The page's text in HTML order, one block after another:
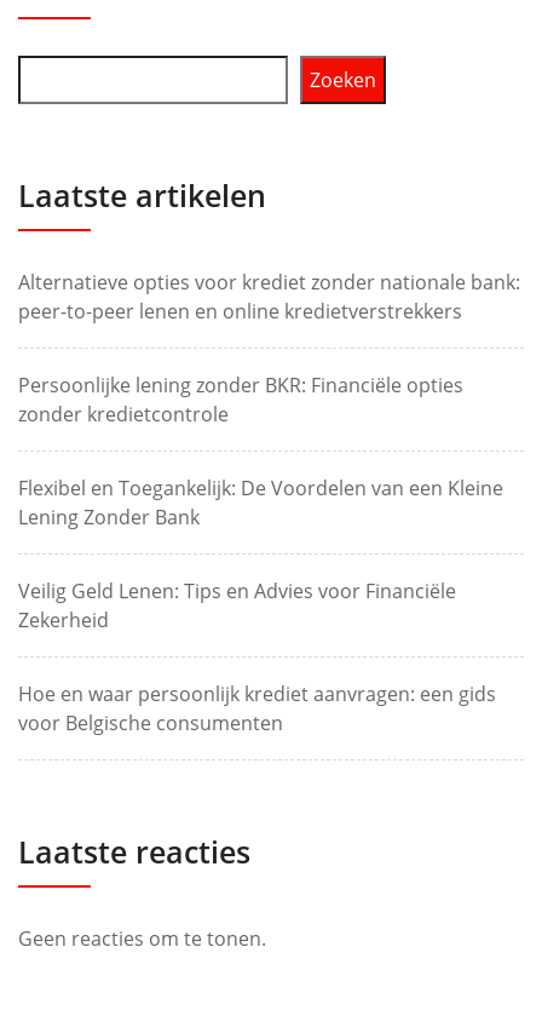
Zoeken
Laatste artikelen
Alternatieve opties voor krediet zonder nationale bank:
peer-to-peer lenen en online kredietverstrekkers
Persoonlijke lening zonder BKR: Financiële opties
zonder kredietcontrole
Flexibel en Toegankelijk: De Voordelen van een Kleine
Lening Zonder Bank
Veilig Geld Lenen: Tips en Advies voor Financiële
Zekerheid
Hoe en waar persoonlijk krediet aanvragen: een gids
voor Belgische consumenten
Laatste reacties
Geen reacties om te tonen.